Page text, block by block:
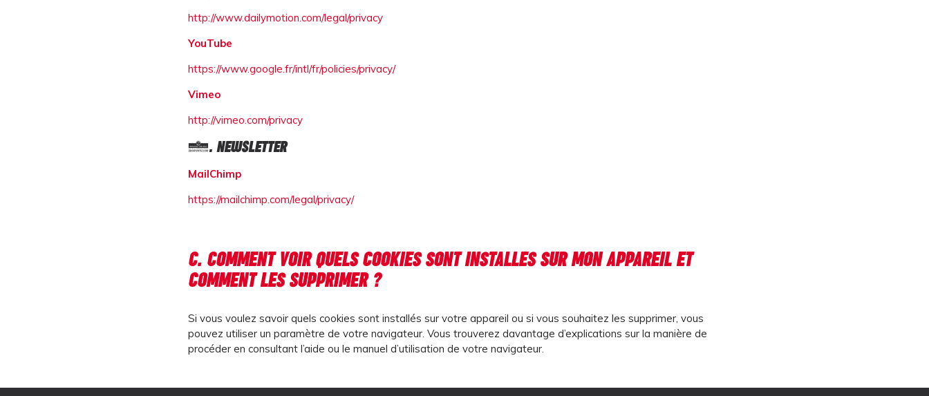
http://www.dailymotion.com/legal/privacy
YouTube
https://www.google.fr/intl/fr/policies/privacy/
Vimeo
http://vimeo.com/privacy
4. NEWSLETTER
MailChimp
https://mailchimp.com/legal/privacy/
C. COMMENT VOIR QUELS COOKIES SONT INSTALLES SUR MON APPAREIL ET
COMMENT LES SUPPRIMER ?
Si vous voulez savoir quels cookies sont installés sur votre appareil ou si vous souhaitez les supprimer, vous
pouvez utiliser un paramètre de votre navigateur. Vous trouverez davantage d’explications sur la manière de
procéder en consultant l’aide ou le manuel d’utilisation de votre navigateur.